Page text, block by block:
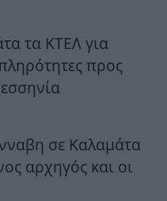
τα ΚΤΕΛ για
προς
σε Καλαμάτα
αρχηγός και οι